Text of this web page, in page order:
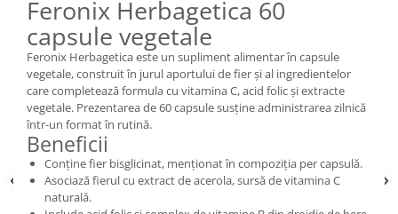
Feronix Herbagetica 60
capsule vegetale
Feronix Herbagetica este un supliment alimentar în capsule
vegetale, construit în jurul aportului de fier și al ingredientelor
care completează formula cu vitamina C, acid folic și extracte
vegetale. Prezentarea de 60 capsule susține administrarea zilnică
într-un format în rutină.
Beneficii
Conține fier bisglicinat, menționat în compoziția per capsulă.
Asociază fierul cu extract de acerola, sursă de vitamina C
naturală.